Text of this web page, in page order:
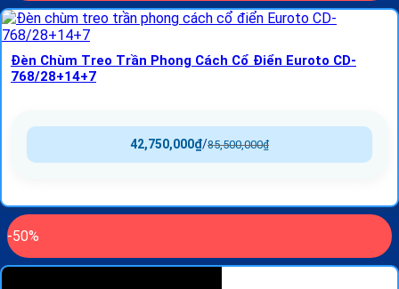
Đèn Chùm Treo Trần Phong Cách Cổ Điển Euroto CD-
768/28+14+7
85,500,000₫
/
42,750,000₫
-50%